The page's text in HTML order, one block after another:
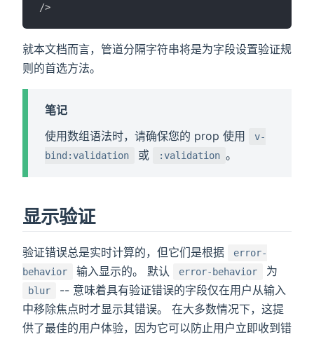
/>
就本文档而言，管道分隔字符串将是为字段设置验证规
则的首选方法。
笔记
使用数组语法时，请确保您的 prop 使用
v-
bind:validation
或 :validation 。
显示验证
验证错误总是实时计算的，但它们是根据
error-
behavior
输入显示的。 默认 error-behavior 为
blur
-- 意味着具有验证错误的字段仅在用户从输入
中移除焦点时才显示其错误。 在大多数情况下，这提
供了最佳的用户体验，因为它可以防止用户立即收到错